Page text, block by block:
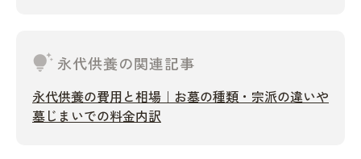
tips_and_updates 永代供養の関連記事
永代供養の費用と相場｜お墓の種類・宗派の違いや
墓じまいでの料金内訳